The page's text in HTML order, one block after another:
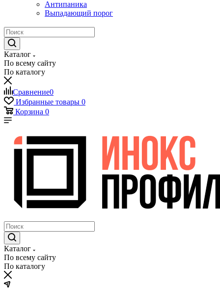
Антипаника
Выпадающий порог
Каталог
По всему сайту
По каталогу
Сравнение0
Избранные товары 0
Корзина 0
Каталог
По всему сайту
По каталогу